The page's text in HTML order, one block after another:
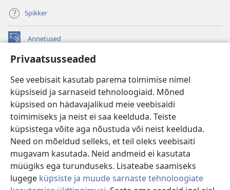
Privaatsusseaded
See veebisait kasutab parema toimimise nimel
küpsiseid ja sarnaseid tehnoloogiaid. Mõned
küpsised on hädavajalikud meie veebisaidi
toimimiseks ja neist ei saa keelduda. Teiste
küpsistega võite aga nõustuda või neist keelduda.
Need on mõeldud selleks, et teil oleks veebisaiti
mugavam kasutada. Neid andmeid ei kasutata
müügiks ega turunduseks. Lisateabe saamiseks
lugege küpsiste ja muude sarnaste tehnoloogiate
Spikker
Annetused
(avab
akna)
uue
akna) JW Hub
(avab
uue
akna) JW Library
Watchtower Library